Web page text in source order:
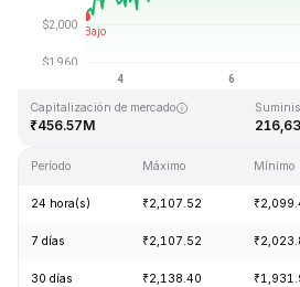
Última actualización: 2026-08-10, 08:43 GMT+0
Máximo histórico
Capitalización de mercado
₹456.57M
Período Máximo Mínimo
24 hora(s) ₹2,107.52
7 días ₹2,107.52
30 días ₹2,138.40